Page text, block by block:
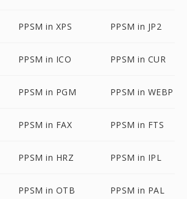
PPSM in XPS PPSM in JP2
PPSM in ICO PPSM in CUR
PPSM in PGM PPSM in WEBP
PPSM in FAX PPSM in FTS
PPSM in HRZ PPSM in IPL
PPSM in OTB PPSM in PAL